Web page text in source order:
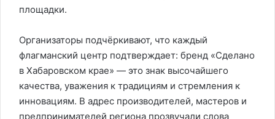
площадки.
Организаторы подчёркивают, что каждый
флагманский центр подтверждает: бренд «Сделано
в Хабаровском крае» — это знак высочайшего
качества, уважения к традициям и стремления к
инновациям. В адрес производителей, мастеров и
предпринимателей региона прозвучали слова